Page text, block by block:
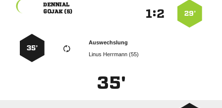
29’
:

 
Auswechslung
  
35’
35'